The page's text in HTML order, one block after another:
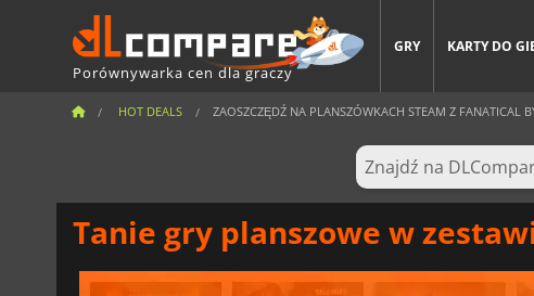
Porównywarka cen dla graczy
GRY KARTY DO
HOT DEALS ZAOSZCZĘDŹ NA PLANSZÓWKACH STEAM Z FANATICAL
Tanie gry planszowe w